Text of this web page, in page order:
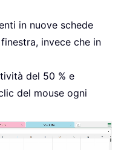
in nuove schede
invece che in
del 50 % e
del mouse ogni